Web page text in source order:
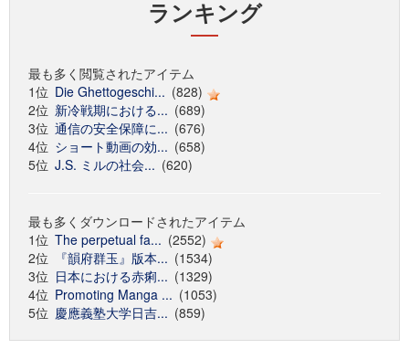
ランキング
最も多く閲覧されたアイテム
1位 Die Ghettogeschi... (828)
2位 新冷戦期における... (689)
3位 通信の安全保障に... (676)
4位 ショート動画の効... (658)
5位 J.S. ミルの社会... (620)
最も多くダウンロードされたアイテム
1位 The perpetual fa... (2552)
2位
『韻府群玉』版本... (1534)
3位 日本における赤痢... (1329)
4位 Promoting Manga ... (1053)
5位 慶應義塾大学日吉... (859)